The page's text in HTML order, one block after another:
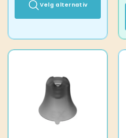
Velg alternativ
Alternativene
produktsiden